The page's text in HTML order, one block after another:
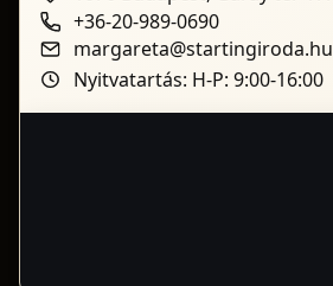
+36-20-989-0690
margareta@startingiroda.hu
Nyitvatartás: H-P: 9:00-16:00